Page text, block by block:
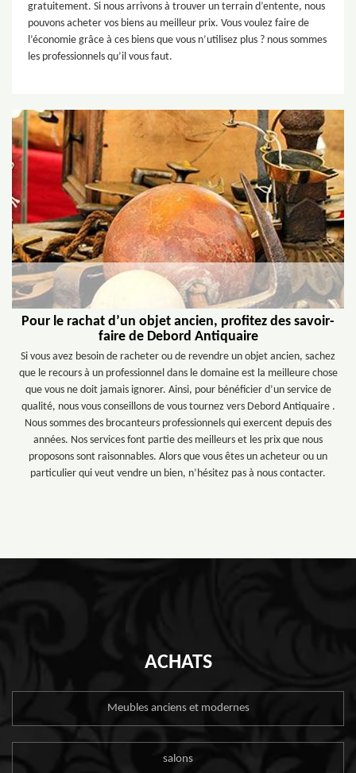
gratuitement. Si nous arrivons à trouver un terrain d’entente, nous
pouvons acheter vos biens au meilleur prix. Vous voulez faire de
l’économie grâce à ces biens que vous n’utilisez plus ? nous sommes
les professionnels qu’il vous faut.
Pour le rachat d’un objet ancien, profitez des savoir-
faire de Debord Antiquaire
Si vous avez besoin de racheter ou de revendre un objet ancien, sachez
que le recours à un professionnel dans le domaine est la meilleure chose
que vous ne doit jamais ignorer. Ainsi, pour bénéficier d’un service de
qualité, nous vous conseillons de vous tournez vers Debord Antiquaire .
Nous sommes des brocanteurs professionnels qui exercent depuis des
années. Nos services font partie des meilleurs et les prix que nous
proposons sont raisonnables. Alors que vous êtes un acheteur ou un
particulier qui veut vendre un bien, n’hésitez pas à nous contacter.
ACHATS
Meubles anciens et modernes
salons